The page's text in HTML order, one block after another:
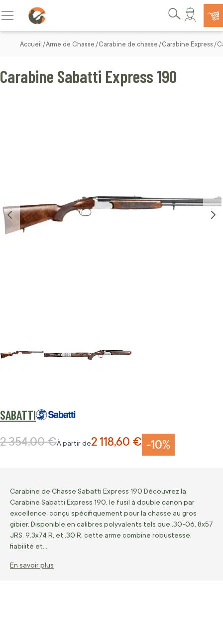
Allez au contenu
Basculer la navigation
Rechercher
Accueil Arme de Chasse Carabine de chasse Carabine Express
SABATTI
Carabine Sabatti Express 190
-10%
À partir de2 118,60 €
Prix normal
2 354,00 €
Carabine de Chasse Sabatti Express 190 Découvrez la
Carabine Sabatti Express 190, le fusil à double canon par
excellence, conçu spécifiquement pour la chasse au gros
gibier. Disponible en calibres polyvalents tels que .30-06, 8x57
JRS, 9.3x74 R, et .30 R, cette arme combine robustesse,
fiabilité et…
En savoir plus